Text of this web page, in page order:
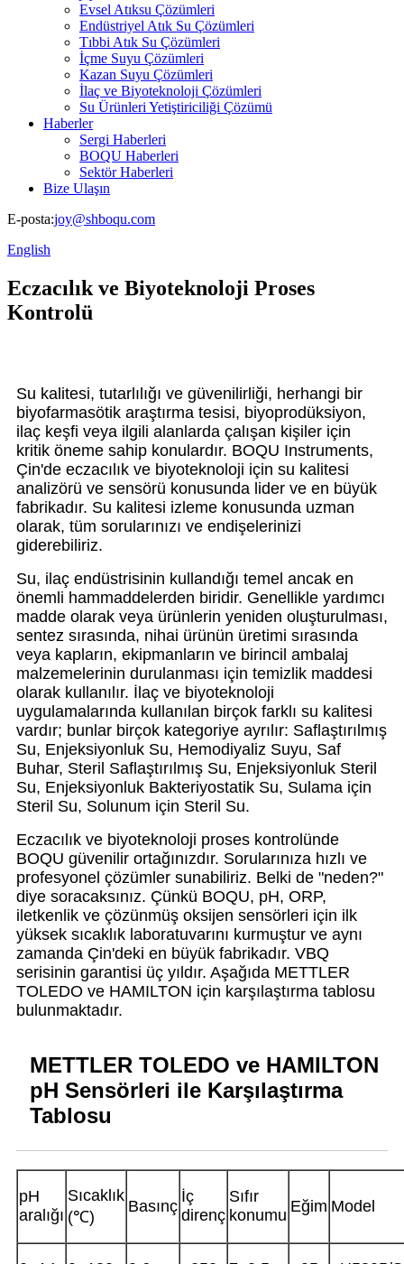
Evsel Atıksu Çözümleri
Endüstriyel Atık Su Çözümleri
Tıbbi Atık Su Çözümleri
İçme Suyu Çözümleri
Kazan Suyu Çözümleri
İlaç ve Biyoteknoloji Çözümleri
Su Ürünleri Yetiştiriciliği Çözümü
Haberler
Sergi Haberleri
BOQU Haberleri
Sektör Haberleri
Bize Ulaşın
E-posta:joy@shboqu.com
English
Eczacılık ve Biyoteknoloji Proses
Kontrolü
Su kalitesi, tutarlılığı ve güvenilirliği, herhangi bir
biyofarmasötik araştırma tesisi, biyoprodüksiyon,
ilaç keşfi veya ilgili alanlarda çalışan kişiler için
kritik öneme sahip konulardır. BOQU Instruments,
Çin'de eczacılık ve biyoteknoloji için su kalitesi
analizörü ve sensörü konusunda lider ve en büyük
fabrikadır. Su kalitesi izleme konusunda uzman
olarak, tüm sorularınızı ve endişelerinizi
giderebiliriz.
Su, ilaç endüstrisinin kullandığı temel ancak en
önemli hammaddelerden biridir. Genellikle yardımcı
madde olarak veya ürünlerin yeniden oluşturulması,
sentez sırasında, nihai ürünün üretimi sırasında
veya kapların, ekipmanların ve birincil ambalaj
malzemelerinin durulanması için temizlik maddesi
olarak kullanılır. İlaç ve biyoteknoloji
uygulamalarında kullanılan birçok farklı su kalitesi
vardır; bunlar birçok kategoriye ayrılır: Saflaştırılmış
Su, Enjeksiyonluk Su, Hemodiyaliz Suyu, Saf
Buhar, Steril Saflaştırılmış Su, Enjeksiyonluk Steril
Su, Enjeksiyonluk Bakteriyostatik Su, Sulama için
Steril Su, Solunum için Steril Su.
Eczacılık ve biyoteknoloji proses kontrolünde
BOQU güvenilir ortağınızdır. Sorularınıza hızlı ve
profesyonel çözümler sunabiliriz. Belki de "neden?"
diye soracaksınız. Çünkü BOQU, pH, ORP,
iletkenlik ve çözünmüş oksijen sensörleri için ilk
yüksek sıcaklık laboratuvarını kurmuştur ve aynı
zamanda Çin'deki en büyük fabrikadır. VBQ
serisinin garantisi üç yıldır. Aşağıda METTLER
TOLEDO ve HAMILTON için karşılaştırma tablosu
bulunmaktadır.
METTLER TOLEDO ve HAMILTON
pH Sensörleri ile Karşılaştırma
Tablosu
pH
aralığı
Sıcaklık
(℃)
Basınç
İç
direnç
Sıfır
konumu Eğim Model